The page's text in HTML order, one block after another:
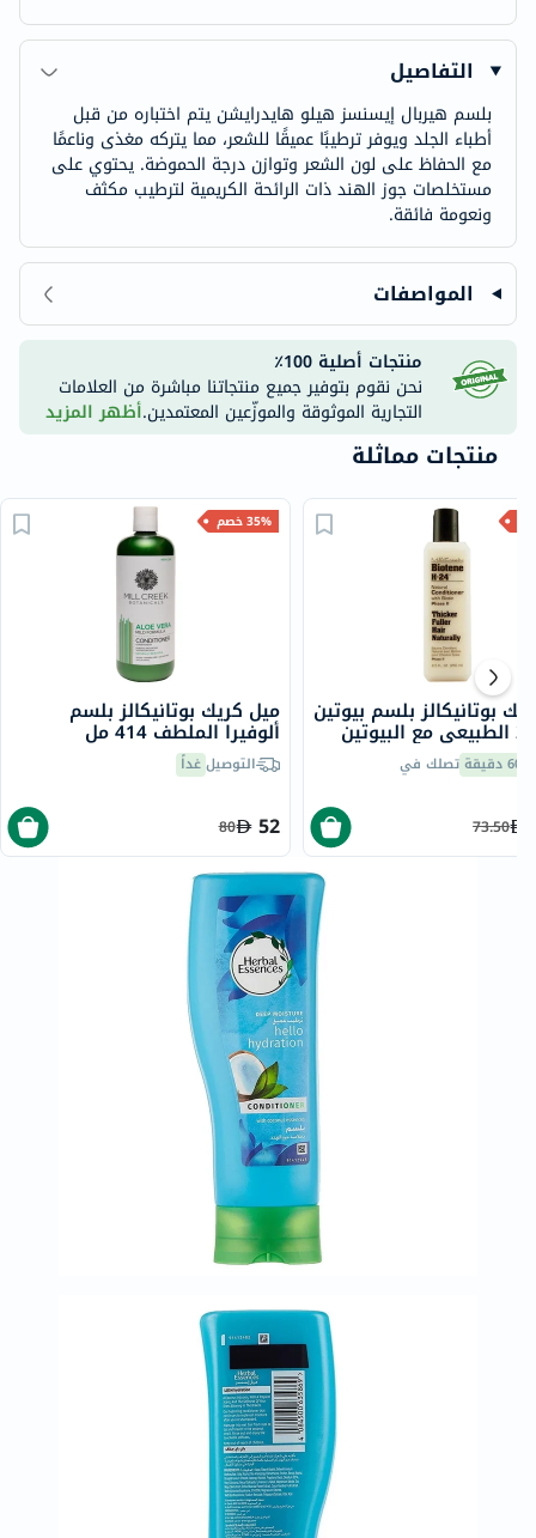
التفاصيل
بلسم هيربال إيسنسز هيلو هايدرايشن يتم اختباره من قبل
أطباء الجلد ويوفر ترطيبًا عميقًا للشعر، مما يتركه مغذى وناعمًا
مع الحفاظ على لون الشعر وتوازن درجة الحموضة. يحتوي على
مستخلصات جوز الهند ذات الرائحة الكريمية لترطيب مكثف
ونعومة فائقة.
المواصفات
منتجات أصلية 100٪
نحن نقوم بتوفير جميع منتجاتنا مباشرة من العلامات
التجارية الموثوقة والموزّعين المعتمدين.أظهر المزيد
منتجات مماثلة
35% خصم
ميل كريك بوتانيكالز بلسم
ألوفيرا الملطف 414 مل
التوصيل غداً
52
80
بوتانيكالز بلسم بيوتين
إتش-24 الطبيعي مع البيوتين
250 مل 60 دقيقة تصلك في
73.50